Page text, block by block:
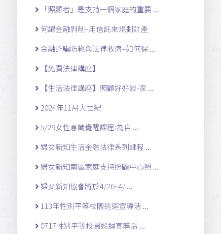
「照顧者」是支持一個家庭的重要 ...
何謂金融剝削–用信託來規劃財產
金融詐騙防範與法律救濟–如何保 ...
【免費法律講座】
【生活法律講座】照顧好好談-家 ...
2024年11月大世紀
5/29女性意識覺醒課程:為自 ...
婦女新知生活金融法律系列課程 ...
婦女新知南區家庭支持照顧中心照 ...
婦女新知協會將於4/26~4/ ...
113年性別平等校園巡迴宣導活 ...
0717性別平等校園巡迴宣導活 ...